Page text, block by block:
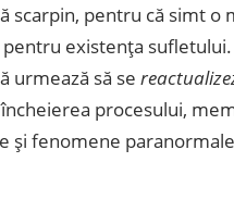
scarpin, pentru că simt o
existenţa sufletului.
urmează să se
procesului,
şi fenomene